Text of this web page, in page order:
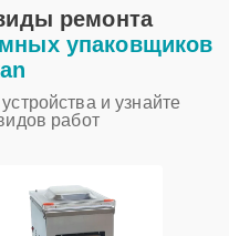
ремонта
упаковщиков
и узнайте
работ